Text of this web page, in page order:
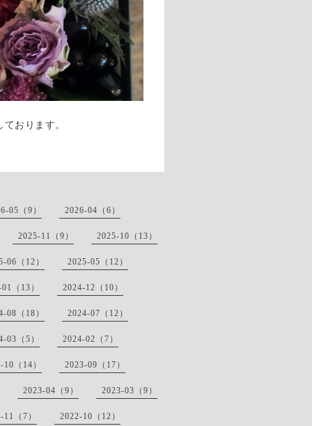
おります。
05（9） 2026-04（6）
2025-11（9） 2025-10（13）
06（12） 2025-05（12）
（13） 2024-12（10）
08（18） 2024-07（12）
03（5） 2024-02（7）
10（14） 2023-09（17）
2023-04（9） 2023-03（9）
11（7） 2022-10（12）